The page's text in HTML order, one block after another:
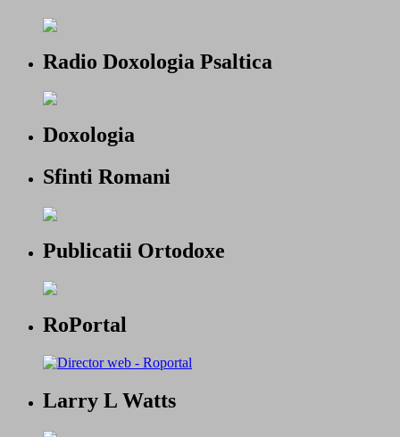
Radio Doxologia Psaltica
Doxologia
Sfinti Romani
Publicatii Ortodoxe
RoPortal
Larry L Watts